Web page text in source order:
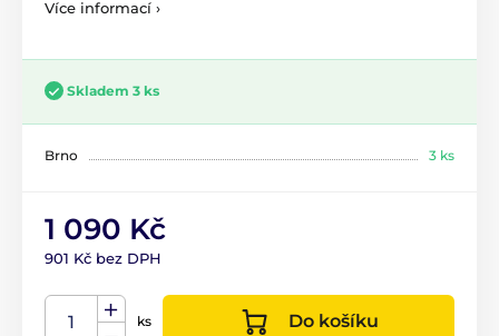
Více informací ›
Skladem 3 ks
Brno 3 ks
1 090 Kč
901 Kč bez DPH
ks Do košíku